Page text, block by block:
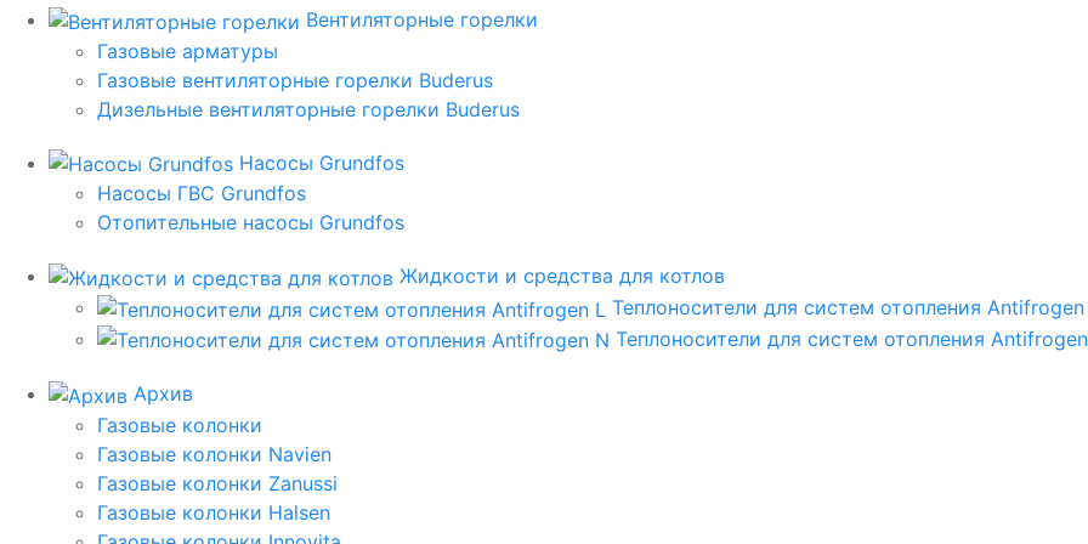
Вентиляторные горелки
Газовые арматуры
Газовые вентиляторные горелки Buderus
Дизельные вентиляторные горелки Buderus
Насосы Grundfos
Насосы ГВС Grundfos
Отопительные насосы Grundfos
Жидкости и средства для котлов
Теплоносители для систем отопления
Теплоносители для систем отопления
Архив
Газовые колонки
Газовые колонки Navien
Газовые колонки Zanussi
Газовые колонки Halsen